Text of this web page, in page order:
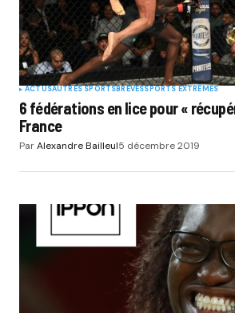
ACTUSAUTRES SPORTSBRÈVESSPORTS EXTRÊMES
6 fédérations en lice pour «
France
ParAlexandre Bailleul5 décembre 2019